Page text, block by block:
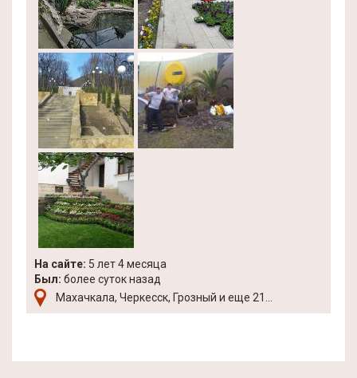
На сайте: 5 лет 4 месяца
Был: более суток назад
Махачкала, Черкесск, Грозный и еще 21...